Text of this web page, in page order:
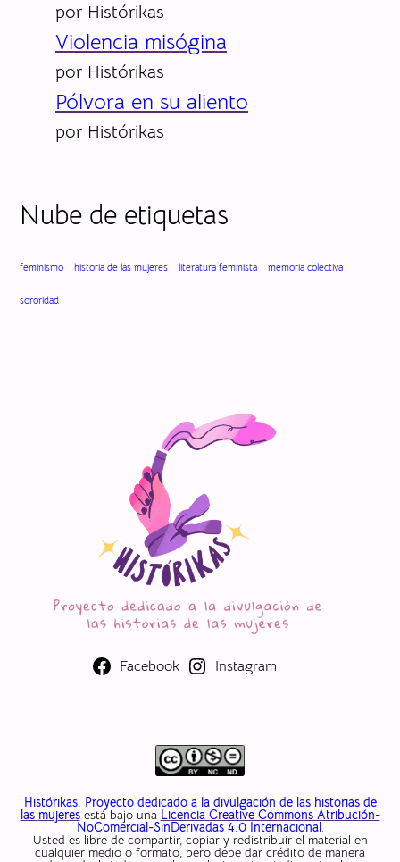
por Histórikas
Violencia misógina
por Histórikas
Pólvora en su aliento
por Histórikas
Nube de etiquetas
feminismo historia de las mujeres literatura feminista memoria colectiva
sororidad
Facebook Instagram
Histórikas. Proyecto dedicado a la divulgación de las historias de
las mujeresestá bajo una Licencia Creative Commons Atribución-
NoComercial-SinDerivadas 4.0 Internacional.
Usted es libre de compartir, copiar y redistribuir el material en
cualquier medio o formato, pero debe dar crédito de manera